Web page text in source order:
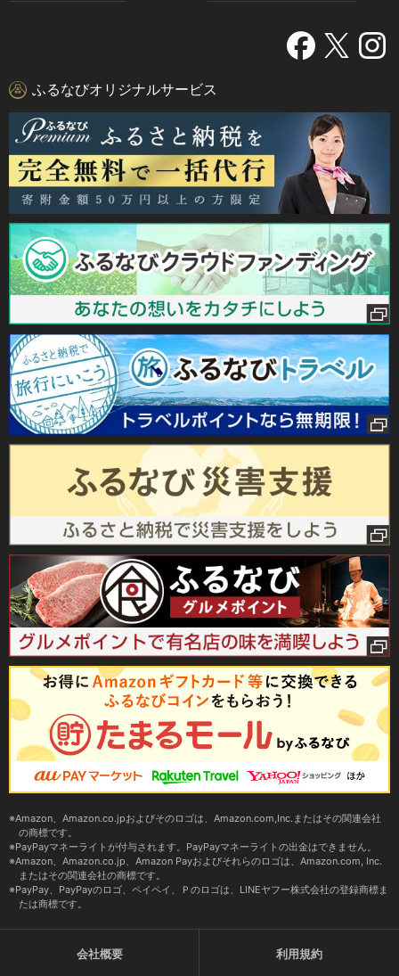
ふるなびオリジナルサービス
Amazon、Amazon.co.jpおよびそのロゴは、Amazon.com,Inc.またはその関連会社
の商標です。
PayPayマネーライトが付与されます。PayPayマネーライトの出金はできません。
Amazon、Amazon.co.jp、Amazon Payおよびそれらのロゴは、Amazon.com, Inc.
またはその関連会社の商標です。
PayPay、PayPayのロゴ、ペイペイ、Ｐのロゴは、LINEヤフー株式会社の登録商標ま
たは商標です。
会社概要 利用規約